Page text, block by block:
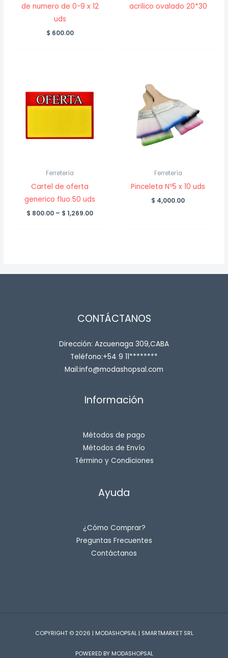
de numero de 0-9 x 12
uds
$ 600.00
acrilico ovalado 20*30
Ferretería
Cartel de oferta
generico fluo 50 uds
$ 800.00 – $ 1,269.00Price
Ferretería
Pinceleta Nº5 x 10 uds
$ 4,000.00
CONTÁCTANOS
Dirección: Azcuenaga 309,CABA
Teléfono:+54 9 11********
Mail:info@modashopsal.com
Información
Métodos de pago
Métodos de Envío
Término y Condiciones
Ayuda
¿Cómo Comprar?
Preguntas Frecuentes
Contáctanos
COPYRIGHT © 2026 | MODASHOPSAL | SMARTMARKET SRL
POWERED BY MODASHOPSAL